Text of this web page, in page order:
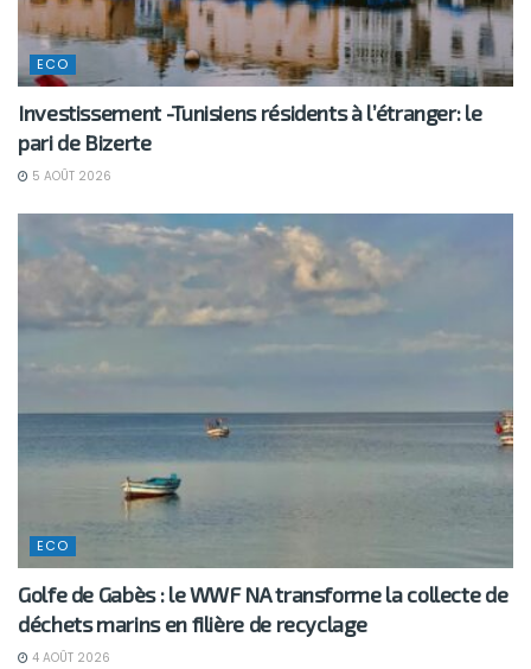
ECO
Investissement -Tunisiens résidents à l’étranger: le
pari de Bizerte
5 AOÛT 2026
ECO
Golfe de Gabès : le WWF NA transforme la collecte de
déchets marins en filière de recyclage
4 AOÛT 2026